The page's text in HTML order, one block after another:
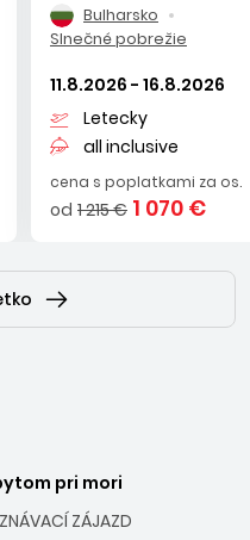
Bulharsko
Slnečné pobrežie
11.8.2026 - 16.8.2026
Letecky
all inclusive
cena s poplatkami za os.
od 1 215 € 1 070 €
pri mori
ZÁJAZD